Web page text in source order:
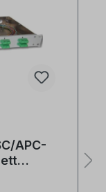
APC-